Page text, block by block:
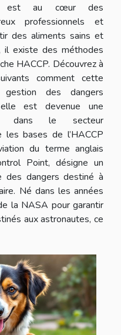
est au cœur des
professionnels et
des aliments sains et
il existe des méthodes
HACCP. Découvrez à
comment cette
des dangers
est devenue une
dans le secteur
les bases de l’HACCP
du terme anglais
Point, désigne un
des dangers destiné à
Né dans les années
la NASA pour garantir
aux astronautes, ce